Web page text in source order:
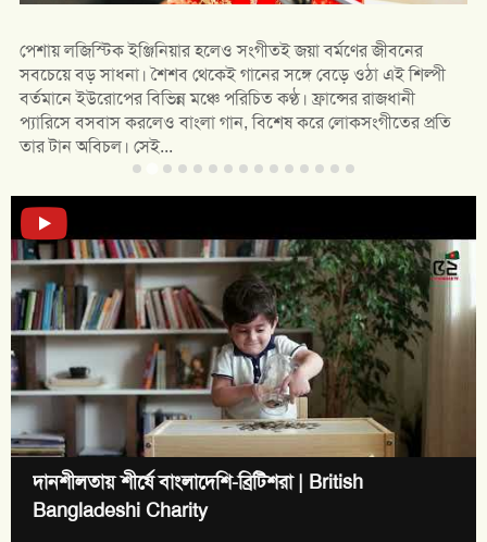
পেশায় লজিস্টিক ইঞ্জিনিয়ার হলেও সংগীতই জয়া বর্মণের জীবনের
সবচেয়ে বড় সাধনা। শৈশব থেকেই গানের সঙ্গে বেড়ে ওঠা এই শিল্পী
বর্তমানে ইউরোপের বিভিন্ন মঞ্চে পরিচিত কণ্ঠ। ফ্রান্সের রাজধানী
প্যারিসে বসবাস করলেও বাংলা গান, বিশেষ করে লোকসংগীতের প্রতি
তার টান অবিচল। সেই...
দানশীলতায় শীর্ষে বাংলাদেশি-ব্রিটিশরা | British
Bangladeshi Charity